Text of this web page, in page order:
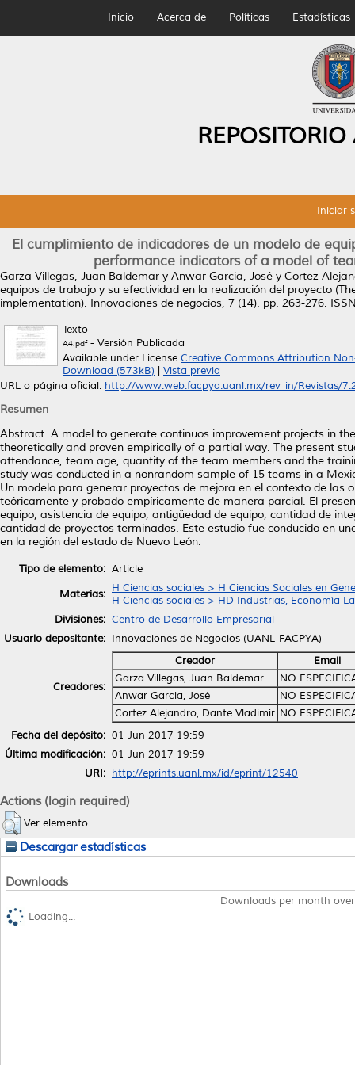
Inicio Acerca de Políticas Estadísticas
Iniciar
El cumplimiento de indicadores de un modelo de
performance indicators of a model of
Garza Villegas, Juan Baldemar y Anwar Garcia, José y Cortez
equipos de trabajo y su efectividad en la realización del proyecto
implementation). Innovaciones de negocios, 7 (14). pp. 263-276.
Texto
A4.pdf- Versión Publicada
Available under License Creative Commons Attribution
Download (573kB)
Vista previa
URL o página oficial: http://www.web.facpya.uanl.mx/rev_in/Revistas/
Resumen
Abstract. A model to generate continuos improvement projects in
theoretically and proven empirically of a partial way. The present
attendance, team age, quantity of the team members and the
study was conducted in a nonrandom sample of 15 teams in a
Un modelo para generar proyectos de mejora en el contexto de
teóricamente y probado empíricamente de manera parcial. El
equipo, asistencia de equipo, antigüedad de equipo, cantidad de
cantidad de proyectos terminados. Este estudio fue conducido en
en la región del estado de Nuevo León.
Tipo de elemento: Article
Materias: H Ciencias sociales > H Ciencias Sociales en
H Ciencias sociales > HD Industrias, Economía
Divisiones: Centro de Desarrollo Empresarial
Usuario depositante: Innovaciones de Negocios (UANL-FACPYA)
Creadores:
Creador
Email
Garza Villegas, Juan Baldemar
NO
Anwar Garcia, José
NO
Cortez Alejandro, Dante Vladimir NO
Fecha del depósito: 01 Jun 2017 19:59
Última modificación: 01 Jun 2017 19:59
URI: http://eprints.uanl.mx/id/eprint/12540
Actions (login required)
Ver elemento
Descargar estadísticas
Downloads
Downloads per month
Loading...